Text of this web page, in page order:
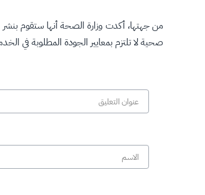
من جهتها، أكدت وزارة الصحة أنها ستقوم بنشر
صحية لا تلتزم بمعايير الجودة المطلوبة في